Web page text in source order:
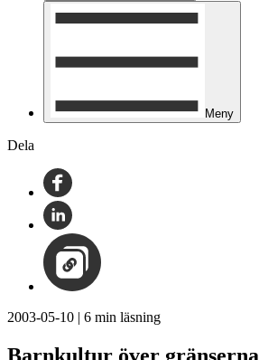
Meny
Dela
2003-05-10 | 6 min läsning